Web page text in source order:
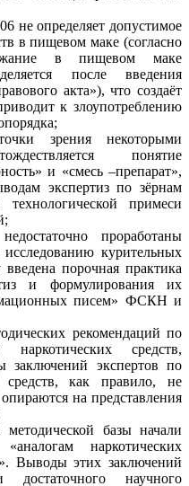
не определяет допустимое
в пищевом маке (согласно
в пищевом маке
после введения
акта»), что создаёт
к злоупотреблению
зрения некоторыми
понятие
и «смесь –препарат»,
экспертиз по зёрнам
примеси
проработаны
курительных
порочная практика
и формулирования их
писем» ФСКН и
рекомендаций по
наркотических средств,
заключений экспертов по
средств, как правило, не
на представления
базы начали
наркотических
Выводы этих заключений
научного